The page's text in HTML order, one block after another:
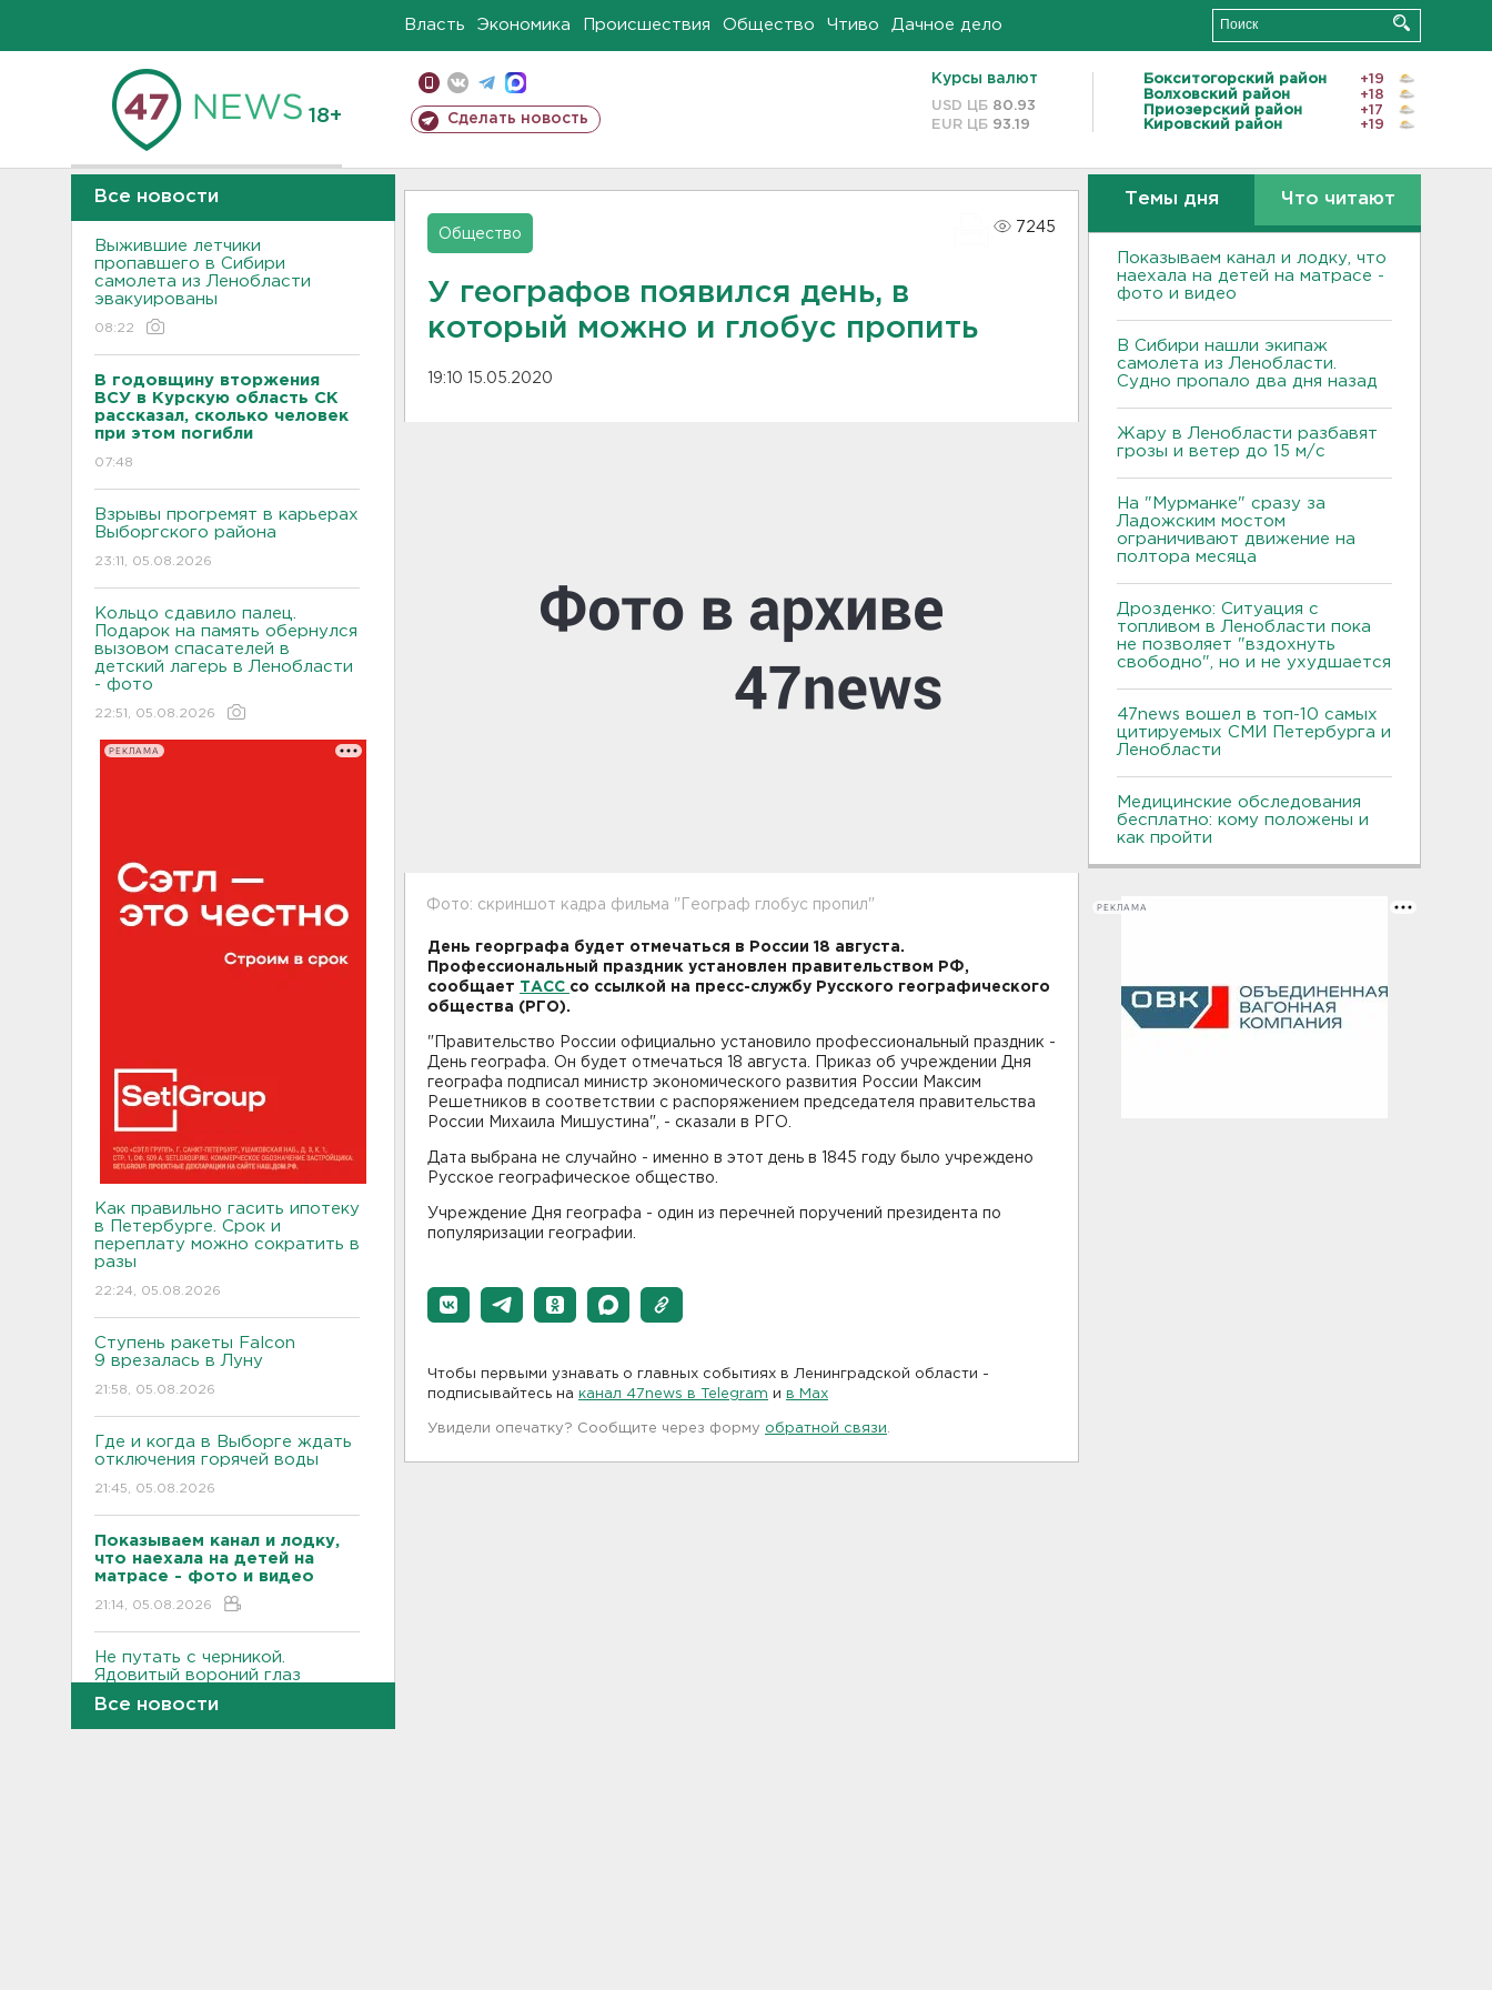
Власть Экономика Происшествия Общество Чтиво Дачное дело
18+ Сделать новость
Курсы валют
USD ЦБ 80.93
EUR ЦБ 93.19
Бокситогорский район
+19
Волховский район
+18
Приозерский район
+17
Кировский район
+19
Все новости
Выжившие летчики
пропавшего в Сибири
самолета из Ленобласти
эвакуированы
08:22
В годовщину вторжения
ВСУ в Курскую область СК
рассказал, сколько человек
при этом погибли
07:48
Взрывы прогремят в карьерах
Выборгского района
23:11, 05.08.2026
Кольцо сдавило палец.
Подарок на память обернулся
вызовом спасателей в
детский лагерь в Ленобласти
- фото
22:51, 05.08.2026
РЕКЛАМА
Как правильно гасить ипотеку
в Петербурге. Срок и
переплату можно сократить в
разы
22:24, 05.08.2026
Ступень ракеты Falcon
9 врезалась в Луну
21:58, 05.08.2026
Где и когда в Выборге ждать
отключения горячей воды
21:45, 05.08.2026
Показываем канал и лодку,
что наехала на детей на
матрасе - фото и видео
21:14, 05.08.2026
Не путать с черникой.
Ядовитый вороний глаз
Все новости
Общество
7245
У географов появился день, в
который можно и глобус пропить
19:10 15.05.2020
Фото: скриншот кадра фильма "Географ глобус пропил"
День георграфа будет отмечаться в России 18 августа.
Профессиональный праздник установлен правительством РФ,
сообщает ТАСС со ссылкой на пресс-службу Русского географического
общества (РГО).
"Правительство России официально установило профессиональный праздник -
День географа. Он будет отмечаться 18 августа. Приказ об учреждении Дня
географа подписал министр экономического развития России Максим
Решетников в соответствии с распоряжением председателя правительства
России Михаила Мишустина", - сказали в РГО.
Дата выбрана не случайно - именно в этот день в 1845 году было учреждено
Русское географическое общество.
Учреждение Дня географа - один из перечней поручений президента по
популяризации географии.
Чтобы первыми узнавать о главных событиях в Ленинградской области -
подписывайтесь на канал 47news в Telegram и в Maх
Увидели опечатку? Сообщите через форму обратной связи
Темы дня Что читают
Показываем канал и лодку, что
наехала на детей на матрасе -
фото и видео
В Сибири нашли экипаж
самолета из Ленобласти.
Судно пропало два дня назад
Жару в Ленобласти разбавят
грозы и ветер до 15 м/с
На "Мурманке" сразу за
Ладожским мостом
ограничивают движение на
полтора месяца
Дрозденко: Ситуация с
топливом в Ленобласти пока
не позволяет "вздохнуть
свободно", но и не ухудшается
47news вошел в топ-10 самых
цитируемых СМИ Петербурга и
Ленобласти
Медицинские обследования
бесплатно: кому положены и
как пройти
РЕКЛАМА